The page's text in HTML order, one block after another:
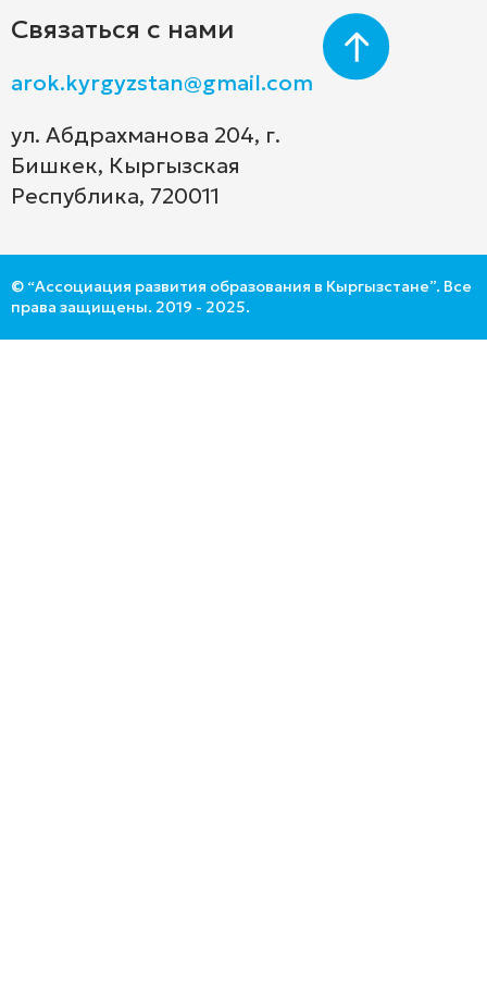
Связаться с нами
arok.kyrgyzstan@gmail.com
ул. Абдрахманова 204, г.
Бишкек, Кыргызская
Республика, 720011
© “Ассоциация развития образования в Кыргызстане”. Все
права защищены. 2019 - 2025.